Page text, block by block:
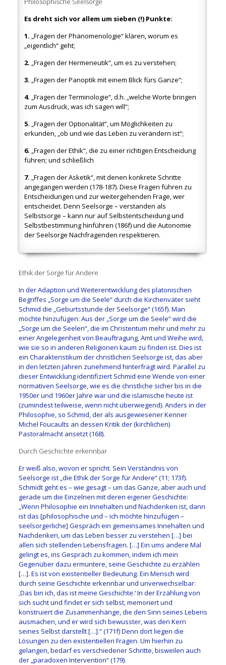
Es dreht sich vor allem um sieben (!) Punkte:
1. „Fragen der Phänomenologie“ klären, worum es
„eigentlich“ geht;
2. „Fragen der Hermeneutik“, um es zu verstehen;
3. „Fragen der Panoptik mit einem Blick fürs Ganze“;
4. „Fragen der Terminologie“, d.h. „welche Worte bringen
zum Ausdruck, was ich sagen will“;
5. „Fragen der Optionalität“, um Möglichkeiten zu
erkunden, „ob und wie das Leben zu verändern ist“;
6. „Fragen der Ethik“, die zu einer richtigen Entscheidung
führen; und schließlich
7. „Fragen der Asketik“, mit denen konkrete Schritte
angegangen werden (178-187). Diese Fragen führen zu
Entscheidungen und zur weitergehenden Frage, wer
entscheidet. Denn Seelsorge – verstanden als
Selbstsorge – kann nur auf Selbstentscheidung und
Selbstbestimmung hinführen (186f) und die Autonomie
der Seelsorge Nachfragenden respektieren.
Ethik der Sorge für Andere
In der Adaption und Weiterentwicklung des platonischen
Begriffes „Sorge um die Seele“ durch die Kirchenväter sieht
Schmid die „Geburtsstunde der Seelsorge“ (165f). Man
möchte hinzufügen: Aus der „Sorge um die Seele“ wird die
„Sorge um die Seelen“, die im Christentum mehr und mehr zu
einer Angelegenheit von Beauftragung, Amt und Weihe wird,
wie sie so in anderen Religionen kaum zu finden ist. Dies ist
ein Charakteristikum der christlichen Seelsorge ist, das aber
in den letzten Jahren zunehmend hinterfragt wird. Parallel zu
dieser Entwicklung identifiziert Schmid eine Wende von einer
normativen Seelsorge, wie es die christliche sicher bis in die
1950er und 1960er Jahre war und die islamische heute ist
(zumindest teilweise, wenn nicht überwiegend). Anders in der
Philosophie, so Schmid, der als ausgewiesener Kenner
Michel Foucaults an dessen Kritik der (kirchlichen)
Pastoralmacht ansetzt (168).
Durch Geschichte erkennbar
Er weiß also, wovon er spricht. Sein Verständnis von
Seelsorge ist „die Ethik der Sorge für Andere“ (11; 173f).
Schmidt geht es – wie gesagt – um das Ganze, aber auch und
gerade um die Einzelnen mit deren eigener Geschichte:
„Wenn Philosophie ein Innehalten und Nachdenken ist, dann
ist das [philosophische und – ich möchte hinzufügen –
seelsorgerliche] Gespräch ein gemeinsames Innehalten und
Nachdenken, um das Leben besser zu verstehen […] bei
allen sich stellenden Lebensfragen. […] Ein ums andere Mal
gelingt es, ins Gespräch zu kommen, indem ich mein
Gegenüber dazu ermuntere, seine Geschichte zu erzählen
[…]. Es ist von existentieller Bedeutung. Ein Mensch wird
durch seine Geschichte erkennbar und unverwechselbar:
‚Das bin ich, das ist meine Geschichte.‘ In der Erzählung von
sich sucht und findet er sich selbst, memoriert und
konstruiert die Zusammenhänge, die den Sinn seines Lebens
ausmachen, und er wird sich bewusster, was den Kern
seines Selbst darstellt […].“ (171f) Denn dort liegen die
Lösungen zu den existentiellen Fragen. Um hierhin zu
gelangen, bedarf es verschiedener Schritte, bisweilen auch
der „paradoxen Intervention“ (179).